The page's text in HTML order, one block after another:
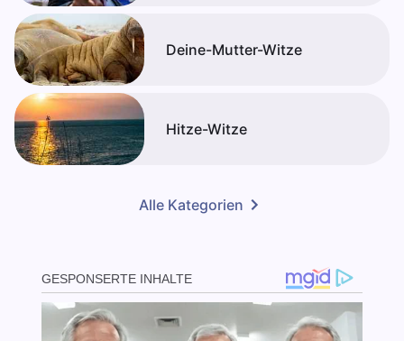
Deine-Mutter-Witze
Hitze-Witze
Alle Kategorien